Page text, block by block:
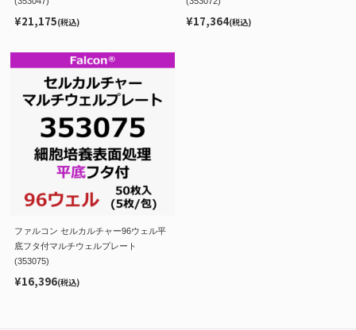
¥21,175(税込) ¥17,364(税込)
ファルコン セルカルチャー96ウェル平
底フタ付マルチウェルプレート
(353075)
¥16,396(税込)